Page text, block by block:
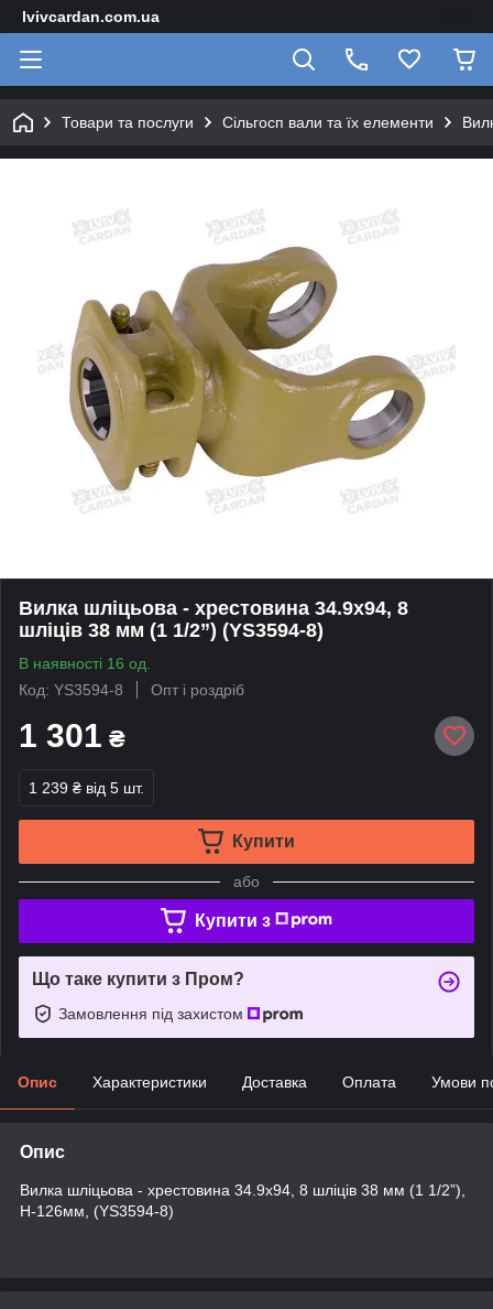
lvivcardan.com.ua
Товари та послуги Сільгосп вали та їх елементи
Вилка шліцьова - хрестовина 34.9х94, 8
шліців 38 мм (1 1/2”) (YS3594-8)
В наявності 16 од.
Код: YS3594-8
Опт і роздріб
1 301 ₴
1 239 ₴ від 5 шт.
Купити
або
Купити з
Що таке купити з Пром?
Замовлення під захистом
Опис Характеристики Доставка Оплата Умови
Опис
Вилка шліцьова - хрестовина 34.9х94, 8 шліців 38 мм (1 1/2”),
H-126мм, (YS3594-8)